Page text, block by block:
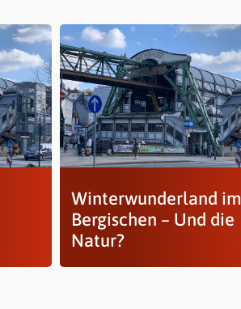
Winterwunderland im
Bergischen – Und die
Natur?